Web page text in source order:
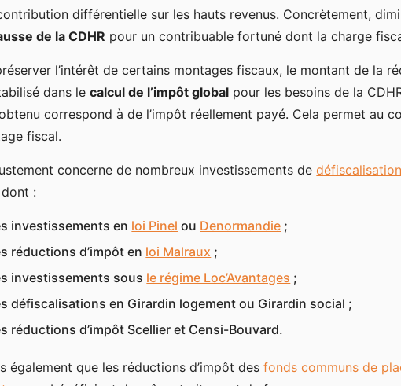
différentielle sur les hauts revenus. Concrètement,
de la CDHR pour un contribuable fortuné dont la charge
l’intérêt de certains montages fiscaux, le montant de la
dans lecalcul de l’impôt global pour les besoins de la
correspond à de l’impôt réellement payé. Cela permet au
fiscal.
concerne de nombreux investissements de
:
investissements en loi Pinel ou Denormandie ;
réductions d’impôt en loi Malraux ;
investissements sous le régime Loc’Avantages ;
défiscalisations en Girardin logement ou Girardin social ;
réductions d’impôt Scellier et Censi-Bouvard.
également que les réductions d’impôt desfonds communs de